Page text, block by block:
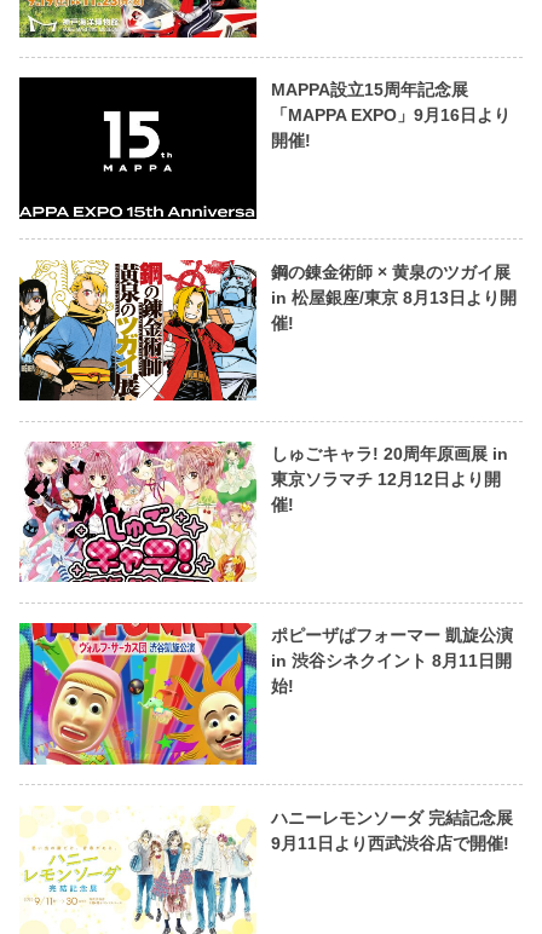
MAPPA設立15周年記念展
「MAPPA EXPO」9月16日より
開催!
鋼の錬金術師 × 黄泉のツガイ展
in 松屋銀座/東京 8月13日より開
催!
しゅごキャラ! 20周年原画展 in
東京ソラマチ 12月12日より開
催!
ポピーザぱフォーマー 凱旋公演
in 渋谷シネクイント 8月11日開
始!
ハニーレモンソーダ 完結記念展
9月11日より西武渋谷店で開催!